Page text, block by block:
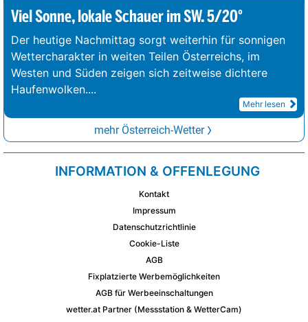
Viel Sonne, lokale Schauer im SW. 5/20°
Der heutige Nachmittag sorgt weiterhin für sonnigen
Wettercharakter in weiten Teilen Österreichs, im
Westen und Süden zeigen sich zeitweise dichtere
Haufenwolken....
Mehr lesen
mehr Österreich-Wetter
INFORMATION & OFFENLEGUNG
Kontakt
Impressum
Datenschutzrichtlinie
Cookie-Liste
AGB
Fixplatzierte Werbemöglichkeiten
AGB für Werbeeinschaltungen
wetter.at Partner (Messstation & WetterCam)